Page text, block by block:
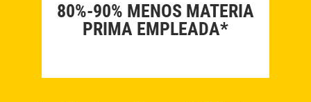
80%-90% MENOS MATERIA
PRIMA EMPLEADA*